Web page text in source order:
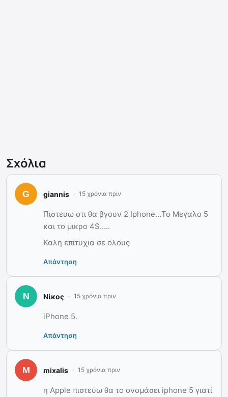
Σχόλια
giannis 15 χρόνια πριν
Πιστευω οτι θα βγουν 2 Iphone…Το Μεγαλο 5
και το μικρο 4S…..
Καλη επιτυχια σε ολους
Απάντηση
Νίκος 15 χρόνια πριν
iPhone 5.
Απάντηση
mixalis 15 χρόνια πριν
η Apple πιστεύω θα το ονομάσει iphone 5 γιατί